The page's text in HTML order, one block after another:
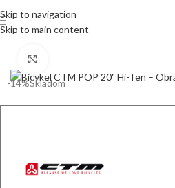
Skip to navigation
Skip to main content
-14%Skladom